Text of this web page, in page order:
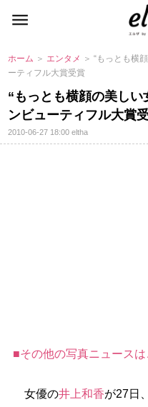
ホーム ＞ エンタメ ＞ “もっとも横
ーティフル大賞受賞
“もっとも横顔の美し
ンビューティフル大賞
2010-06-27 18:00eltha
■その他の写真ニュースは
女優の井上和香が27日